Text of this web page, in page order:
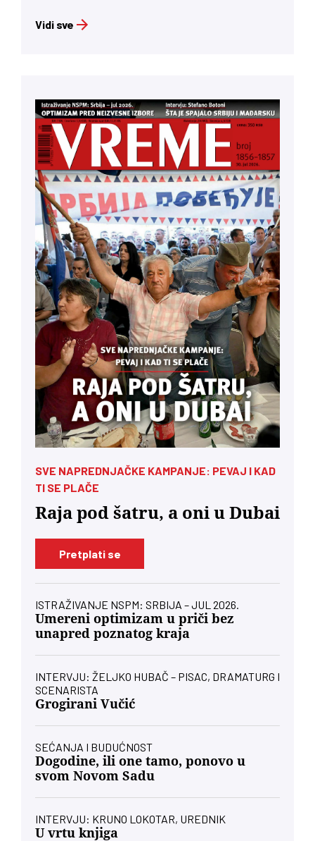
Vidi sve
SVE NAPREDNJAČKE KAMPANJE: PEVAJ I KAD
TI SE PLAČE
Raja pod šatru, a oni u Dubai
Pretplati se
ISTRAŽIVANJE NSPM: SRBIJA – JUL 2026.
Umereni optimizam u priči bez
unapred poznatog kraja
INTERVJU: ŽELJKO HUBAČ – PISAC, DRAMATURG I
SCENARISTA
Grogirani Vučić
SEĆANJA I BUDUĆNOST
Dogodine, ili one tamo, ponovo u
svom Novom Sadu
INTERVJU: KRUNO LOKOTAR, UREDNIK
U vrtu knjiga